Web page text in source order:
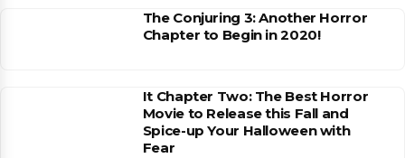
The Conjuring 3: Another Horror
Chapter to Begin in 2020!
It Chapter Two: The Best Horror
Movie to Release this Fall and
Spice-up Your Halloween with
Fear